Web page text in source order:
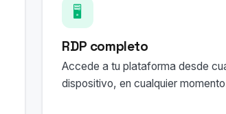
🖥️
RDP completo
Accede a tu plataforma desde
dispositivo, en cualquier